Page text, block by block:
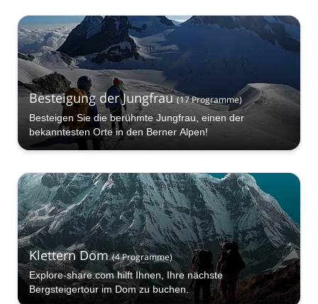
Besteigung der Jungfrau (17Programme)
Besteigen Sie die berühmte Jungfrau, einen der
bekanntesten Orte in den Berner Alpen!
Klettern Dom (4Programme)
Explore-share.com hilft Ihnen, Ihre nächste
Bergsteigertour im Dom zu buchen.